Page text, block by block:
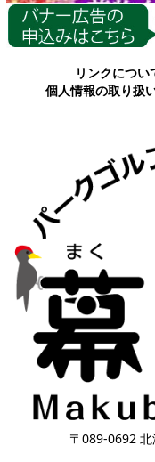
各種情報
リンクについ
個人情報の取り扱
〒089-0692